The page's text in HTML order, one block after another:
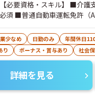
【必要資格・スキル】 ■介
必須 ■普通自動車運転免許（
少なめ 日勤のみ 年間休日
り
ボーナス・賞与あり 社会
詳細を見る